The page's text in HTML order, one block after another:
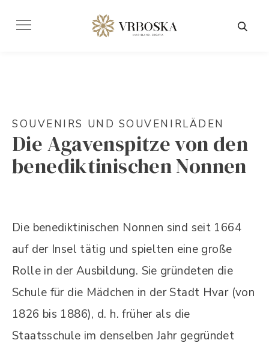
SOUVENIRS UND SOUVENIRLÄDEN
Die Agavenspitze von den
benediktinischen Nonnen
Die benediktinischen Nonnen sind seit 1664
auf der Insel tätig und spielten eine große
Rolle in der Ausbildung. Sie gründeten die
Schule für die Mädchen in der Stadt Hvar (von
1826 bis 1886), d. h. früher als die
Staatsschule im denselben Jahr gegründet